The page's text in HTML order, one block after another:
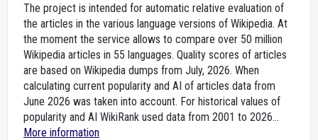
The project is intended for automatic relative evaluation of
the articles in the various language versions of Wikipedia. At
the moment the service allows to compare over 50 million
Wikipedia articles in 55 languages. Quality scores of articles
are based on Wikipedia dumps from July, 2026. When
calculating current popularity and AI of articles data from
June 2026 was taken into account. For historical values of
popularity and AI WikiRank used data from 2001 to 2026...
More information